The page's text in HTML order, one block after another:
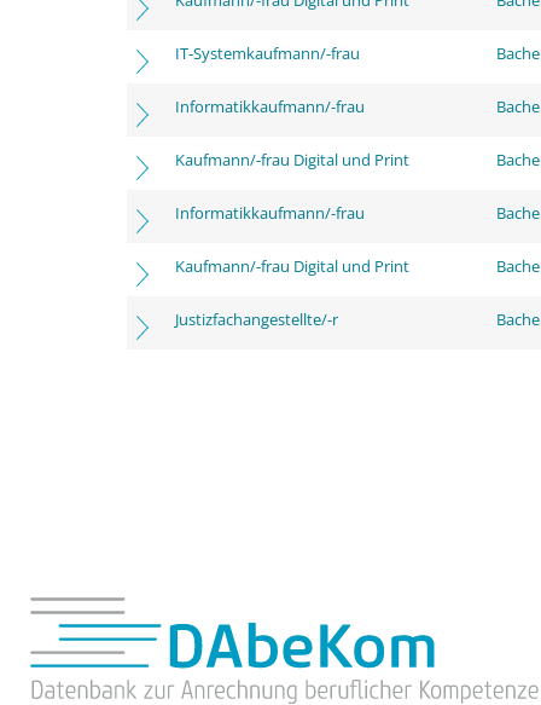
IT-Systemkaufmann/-frau
Informatikkaufmann/-frau
Kaufmann/-frau Digital und Print
Informatikkaufmann/-frau
Kaufmann/-frau Digital und Print
Justizfachangestellte/-r